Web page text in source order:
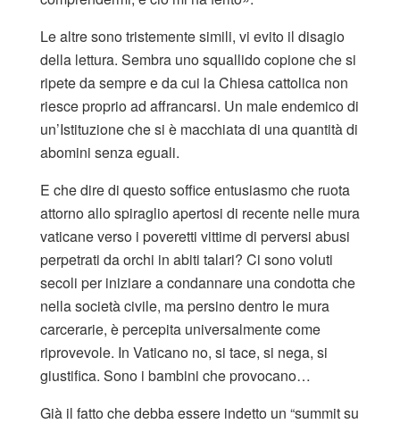
Le altre sono tristemente simili, vi evito il disagio
della lettura. Sembra uno squallido copione che si
ripete da sempre e da cui la Chiesa cattolica non
riesce proprio ad affrancarsi. Un male endemico di
un’Istituzione che si è macchiata di una quantità di
abomini senza eguali.
E che dire di questo soffice entusiasmo che ruota
attorno allo spiraglio apertosi di recente nelle mura
vaticane verso i poveretti vittime di perversi abusi
perpetrati da orchi in abiti talari? Ci sono voluti
secoli per iniziare a condannare una condotta che
nella società civile, ma persino dentro le mura
carcerarie, è percepita universalmente come
riprovevole. In Vaticano no, si tace, si nega, si
giustifica. Sono i bambini che provocano…
Già il fatto che debba essere indetto un “summit su